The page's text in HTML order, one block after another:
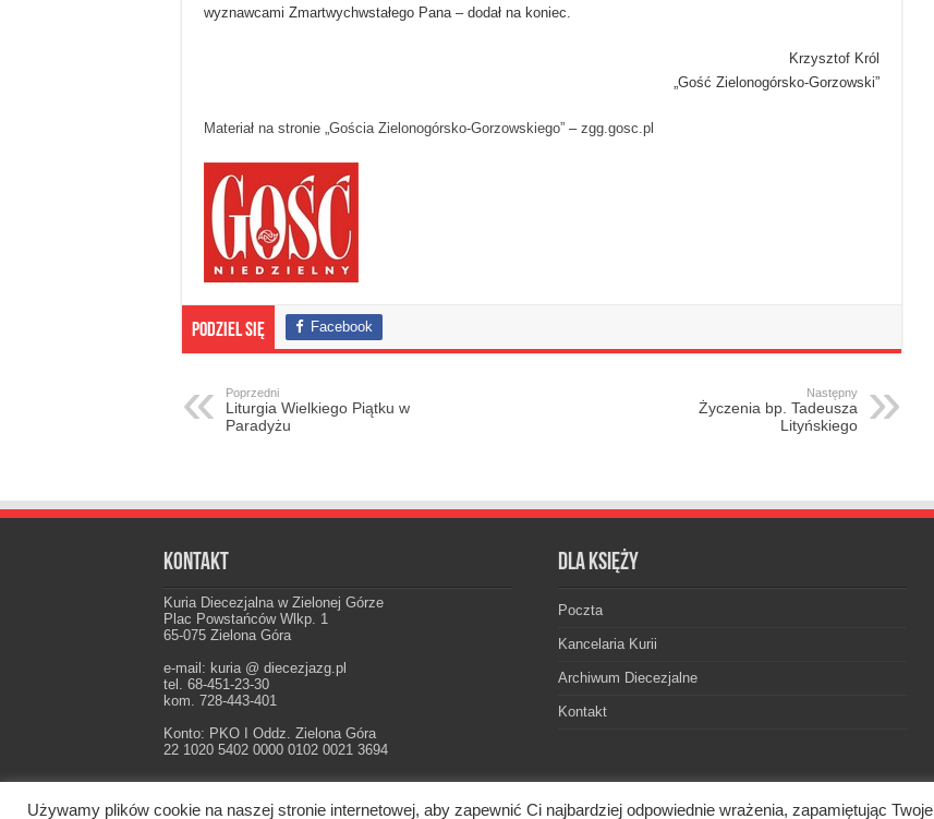
wyznawcami Zmartwychwstałego Pana – dodał na koniec.
Krzysztof Król
„Gość Zielonogórsko-Gorzowski”
Materiał na stronie „Gościa Zielonogórsko-Gorzowskiego” – zgg.gosc.pl
Podziel się Facebook
Poprzedni
Liturgia Wielkiego Piątku w
Paradyżu
Następny
Życzenia bp. Tadeusza
Lityńskiego
Kontakt
Kuria Diecezjalna w Zielonej Górze
Plac Powstańców Wlkp. 1
65-075 Zielona Góra
e-mail: kuria @ diecezjazg.pl
tel. 68-451-23-30
kom. 728-443-401
Konto: PKO I Oddz. Zielona Góra
22 1020 5402 0000 0102 0021 3694
Dla księży
Poczta
Kancelaria Kurii
Archiwum Diecezjalne
Kontakt
Używamy plików cookie na naszej stronie internetowej, aby zapewnić Ci najbardziej odpowiednie wrażenia, zapamiętując Twoje